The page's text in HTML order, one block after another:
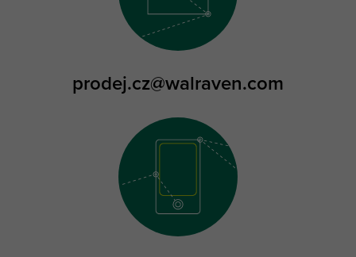
prodej.cz@walraven.com